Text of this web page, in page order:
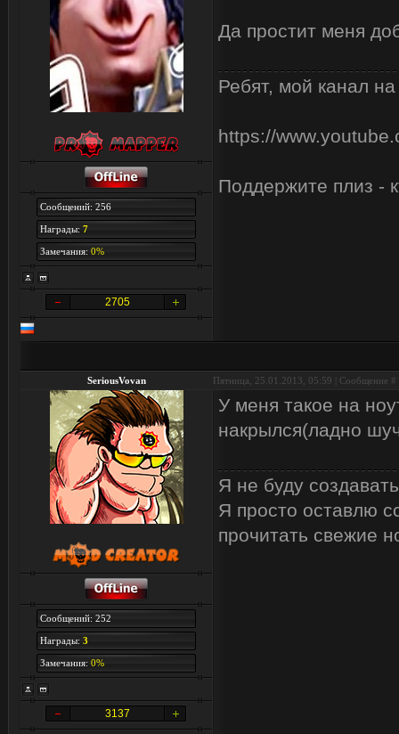
Сообщений: 256
Награды: 7
Замечания: 0%
2705
Да простит меня
Ребят, мой канал
https://
Поддержите плиз -
SeriousVovan Пятница, 25.01.2013, 05:59 | Сообщение #
Сообщений: 252
Награды: 3
Замечания: 0%
3137
У меня такое на
накрылся(ладно
Я не буду
Я просто оставлю
прочитать свежие